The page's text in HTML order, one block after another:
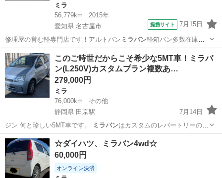
ミラ
56,779km
2015年
愛知県 名古屋市
提携サイト 7月15日
修理屋の営む軽専門店です！アルトバン ミラバン軽箱バン多数在庫中
です！ ■ 修復歴…
愛知 名古屋市 ミラ
このご時世だからこそ希少な5MT車！ミラバ
ン(L250V)カスタムプラン複数あ…
279,000円
ミラ
76,000km
その他
静岡県 田京駅
7月14日
ジン 何と珍しい5MT車です。
ミラバンはカスタムのレパートリーの宝
庫！走り…
静岡 伊豆の国市 田京駅 ミラ エンジン
☆ダイハツ、ミラバン4wd☆
60,000円
オンライン決済